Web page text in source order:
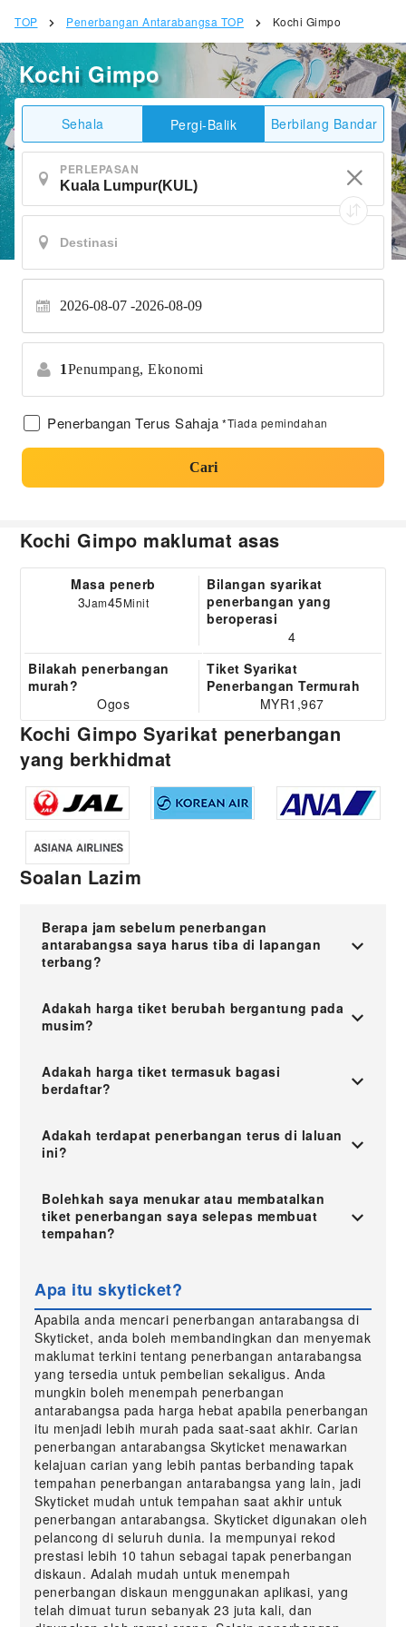
TOP Penerbangan Antarabangsa TOP Kochi Gimpo
Kochi Gimpo
Sehala Pergi-Balik Berbilang Bandar
PERLEPASAN
2026-08-07 2026-08-09
1Penumpang, Ekonomi
Penerbangan Terus Sahaja *Tiada pemindahan
Cari
Kochi Gimpo maklumat asas
Masa penerb
3Jam45Minit
Bilangan syarikat
penerbangan yang
beroperasi
4
Bilakah penerbangan
murah?
Ogos
Tiket Syarikat
Penerbangan Termurah
MYR1,967
Kochi Gimpo Syarikat penerbangan
yang berkhidmat
Soalan Lazim
Berapa jam sebelum penerbangan
antarabangsa saya harus tiba di lapangan
terbang?
Adakah harga tiket berubah bergantung pada
musim?
Adakah harga tiket termasuk bagasi
berdaftar?
Adakah terdapat penerbangan terus di laluan
ini?
Bolehkah saya menukar atau membatalkan
tiket penerbangan saya selepas membuat
tempahan?
Apa itu skyticket?
Apabila anda mencari penerbangan antarabangsa di
Skyticket, anda boleh membandingkan dan menyemak
maklumat terkini tentang penerbangan antarabangsa
yang tersedia untuk pembelian sekaligus. Anda
mungkin boleh menempah penerbangan
antarabangsa pada harga hebat apabila penerbangan
itu menjadi lebih murah pada saat-saat akhir. Carian
penerbangan antarabangsa Skyticket menawarkan
kelajuan carian yang lebih pantas berbanding tapak
tempahan penerbangan antarabangsa yang lain, jadi
Skyticket mudah untuk tempahan saat akhir untuk
penerbangan antarabangsa. Skyticket digunakan oleh
pelancong di seluruh dunia. Ia mempunyai rekod
prestasi lebih 10 tahun sebagai tapak penerbangan
diskaun. Adalah mudah untuk menempah
penerbangan diskaun menggunakan aplikasi, yang
telah dimuat turun sebanyak 23 juta kali, dan